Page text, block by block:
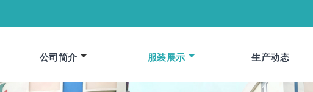
公司简介 服装展示 生产动态